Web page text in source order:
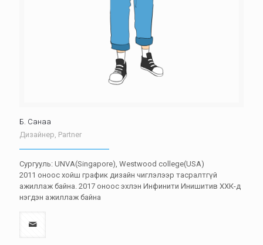
Б. Санаа
Дизайнер, Partner
Сургууль: UNVA(Singapore), Westwood college(USA)
2011 оноос хойш график дизайн чиглэлээр тасралтгүй
ажиллаж байна. 2017 оноос эхлэн Инфинити Инишитив ХХК-д
нэгдэн ажиллаж байна